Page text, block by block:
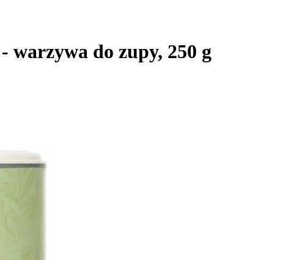
warzywa do zupy, 250 g